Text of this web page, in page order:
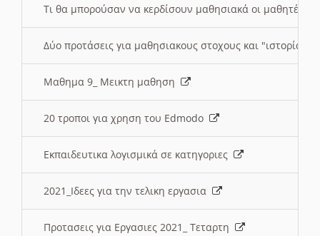
Τι θα μπορούσαν να κερδίσουν μαθησιακά οι μαθητές/
Δύο προτάσεις για μαθησιακους στοχους και "ιστορία"
Μαθημα 9_ Μεικτη μαθηση
20 τροποι για χρηση του Edmodo
Εκπαιδευτικα λογισμικά σε κατηγοριες
2021_Ιδεες για την τελικη εργασια
Προτασεις για Εργασιες 2021_ Τεταρτη